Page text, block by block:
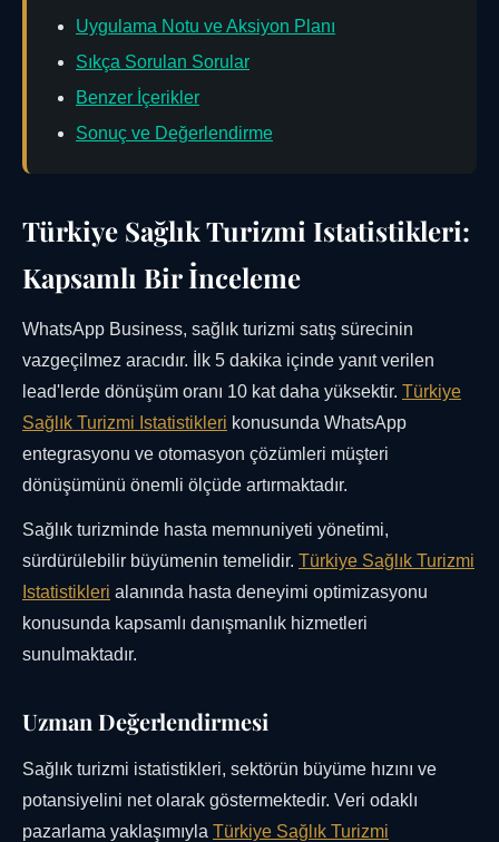
Uygulama Notu ve Aksiyon Planı
Sıkça Sorulan Sorular
Benzer İçerikler
Sonuç ve Değerlendirme
Türkiye Sağlık Turizmi Istatistikleri:
Kapsamlı Bir İnceleme
WhatsApp Business, sağlık turizmi satış sürecinin
vazgeçilmez aracıdır. İlk 5 dakika içinde yanıt verilen
lead'lerde dönüşüm oranı 10 kat daha yüksektir. Türkiye
Sağlık Turizmi Istatistikleri konusunda WhatsApp
entegrasyonu ve otomasyon çözümleri müşteri
dönüşümünü önemli ölçüde artırmaktadır.
Sağlık turizminde hasta memnuniyeti yönetimi,
sürdürülebilir büyümenin temelidir. Türkiye Sağlık Turizmi
Istatistikleri alanında hasta deneyimi optimizasyonu
konusunda kapsamlı danışmanlık hizmetleri
sunulmaktadır.
Uzman Değerlendirmesi
Sağlık turizmi istatistikleri, sektörün büyüme hızını ve
potansiyelini net olarak göstermektedir. Veri odaklı
pazarlama yaklaşımıyla Türkiye Sağlık Turizmi